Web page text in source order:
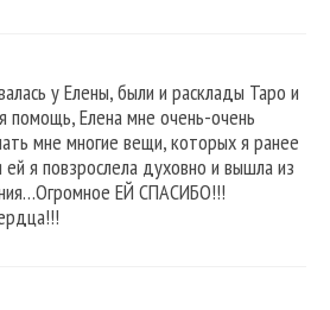
у Елены, были и расклады Таро и
помощь, Елена мне очень-очень
мне многие вещи, которых я ранее
я повзрослела духовно и вышла из
ЕЙ СПАСИБО!!!